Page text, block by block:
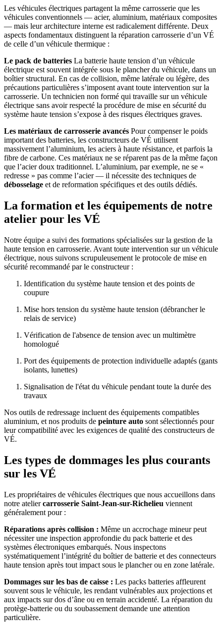
Les véhicules électriques partagent la même carrosserie que les
véhicules conventionnels — acier, aluminium, matériaux composites
— mais leur architecture interne est radicalement différente. Deux
aspects fondamentaux distinguent la réparation carrosserie d’un VÉ
de celle d’un véhicule thermique :
Le pack de batteries La batterie haute tension d’un véhicule
électrique est souvent intégrée sous le plancher du véhicule, dans un
boîtier structural. En cas de collision, même latérale ou légère, des
précautions particulières s’imposent avant toute intervention sur la
carrosserie. Un technicien non formé qui travaille sur un véhicule
électrique sans avoir respecté la procédure de mise en sécurité du
système haute tension s’expose à des risques électriques graves.
Les matériaux de carrosserie avancés Pour compenser le poids
important des batteries, les constructeurs de VÉ utilisent
massivement l’aluminium, les aciers à haute résistance, et parfois la
fibre de carbone. Ces matériaux ne se réparent pas de la même façon
que l’acier doux traditionnel. L’aluminium, par exemple, ne se «
redresse » pas comme l’acier — il nécessite des techniques de
débosselage et de reformation spécifiques et des outils dédiés.
La formation et les équipements de notre
atelier pour les VÉ
Notre équipe a suivi des formations spécialisées sur la gestion de la
haute tension en carrosserie. Avant toute intervention sur un véhicule
électrique, nous suivons scrupuleusement le protocole de mise en
sécurité recommandé par le constructeur :
Identification du système haute tension et des points de
coupure
Mise hors tension du système haute tension (débrancher le
relais de service)
Vérification de l'absence de tension avec un multimètre
homologué
Port des équipements de protection individuelle adaptés (gants
isolants, lunettes)
Signalisation de l'état du véhicule pendant toute la durée des
travaux
Nos outils de redressage incluent des équipements compatibles
aluminium, et nos produits de peinture auto sont sélectionnés pour
leur compatibilité avec les exigences de qualité des constructeurs de
VÉ.
Les types de dommages les plus courants
sur les VÉ
Les propriétaires de véhicules électriques que nous accueillons dans
notre ateliercarrosserie Saint-Jean-sur-Richelieu viennent
généralement pour :
Réparations après collision : Même un accrochage mineur peut
nécessiter une inspection approfondie du pack batterie et des
systèmes électroniques embarqués. Nous inspectons
systématiquement l’intégrité du boîtier de batterie et des connecteurs
haute tension après tout impact sous le plancher ou en zone latérale.
Dommages sur les bas de caisse : Les packs batteries affleurent
souvent sous le véhicule, les rendant vulnérables aux projections et
aux impacts sur dos d’âne ou en terrain accidenté. La réparation du
protège-batterie ou du soubassement demande une attention
particulière.